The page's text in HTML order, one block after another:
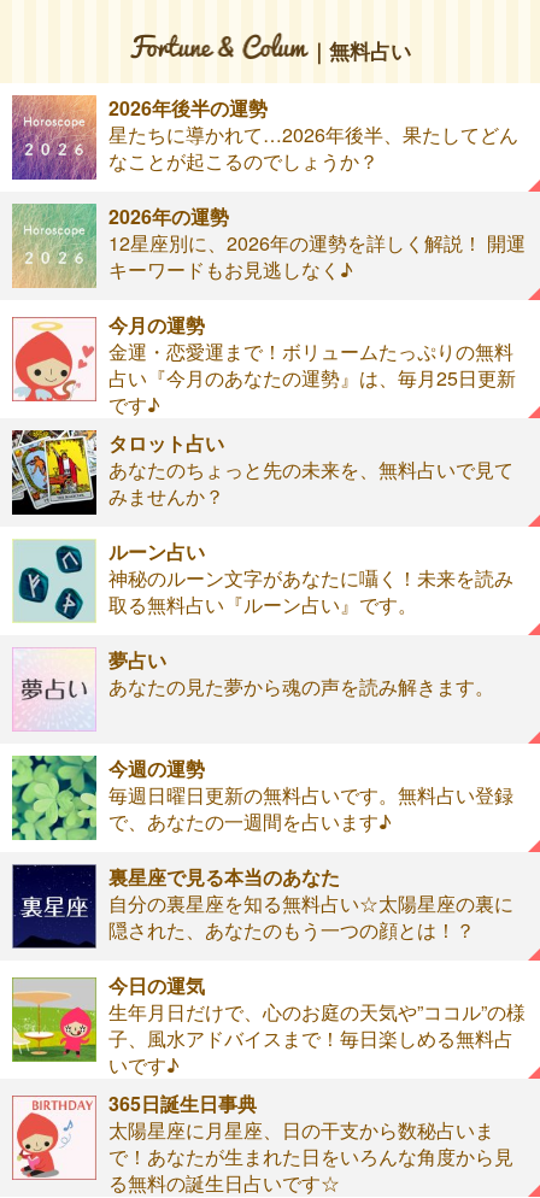
｜無料占い
2026年後半の運勢
星たちに導かれて…2026年後半、果たしてどん
なことが起こるのでしょうか？
2026年の運勢
12星座別に、2026年の運勢を詳しく解説！ 開運
キーワードもお見逃しなく♪
今月の運勢
金運・恋愛運まで！ボリュームたっぷりの無料
占い『今月のあなたの運勢』は、毎月25日更新
です♪
タロット占い
あなたのちょっと先の未来を、無料占いで見て
みませんか？
ルーン占い
神秘のルーン文字があなたに囁く！未来を読み
取る無料占い『ルーン占い』です。
夢占い
あなたの見た夢から魂の声を読み解きます。
今週の運勢
毎週日曜日更新の無料占いです。無料占い登録
で、あなたの一週間を占います♪
裏星座で見る本当のあなた
自分の裏星座を知る無料占い☆太陽星座の裏に
隠された、あなたのもう一つの顔とは！？
今日の運気
生年月日だけで、心のお庭の天気や”ココル”の様
子、風水アドバイスまで！毎日楽しめる無料占
いです♪
365日誕生日事典
太陽星座に月星座、日の干支から数秘占いま
で！あなたが生まれた日をいろんな角度から見
る無料の誕生日占いです☆